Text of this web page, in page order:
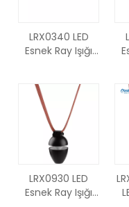
LRX0340 LED
Esnek Ray Işığı
değiştirilebilir
Spot Işığı
LRX0930 LED
Esnek Ray Işığı